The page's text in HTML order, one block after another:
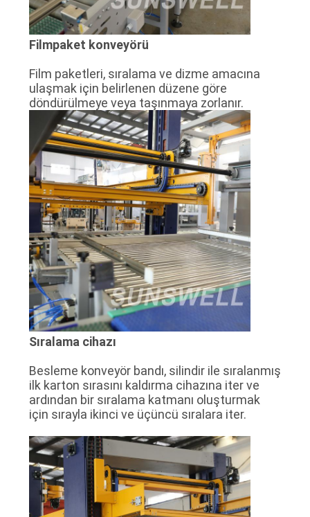
Filmpaket konveyörü
Film paketleri, sıralama ve dizme amacına
ulaşmak için belirlenen düzene göre
döndürülmeye veya taşınmaya zorlanır.
Sıralama cihazı
Besleme konveyör bandı, silindir ile sıralanmış
ilk karton sırasını kaldırma cihazına iter ve
ardından bir sıralama katmanı oluşturmak
için sırayla ikinci ve üçüncü sıralara iter.